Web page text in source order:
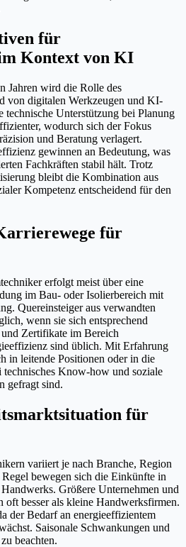
für
Kontext von KI
Jahren wird die Rolle des
von digitalen Werkzeugen und KI-
Unterstützung bei Planung
wodurch sich der Fokus
und Beratung verlagert.
gewinnen an Bedeutung, was
Fachkräften stabil hält. Trotz
bleibt die Kombination aus
Kompetenz entscheidend für den
für
erfolgt meist über eine
im Bau- oder Isolierbereich mit
Quereinsteiger aus verwandten
wenn sie sich entsprechend
Zertifikate im Bereich
sind üblich. Mit Erfahrung
in leitende Positionen oder in die
Know-how und soziale
gefragt sind.
für
variiert je nach Branche, Region
bewegen sich die Einkünfte in
Größere Unternehmen und
oft besser als kleine Handwerksfirmen.
der Bedarf an energieeffizientem
Saisonale Schwankungen und
beachten.